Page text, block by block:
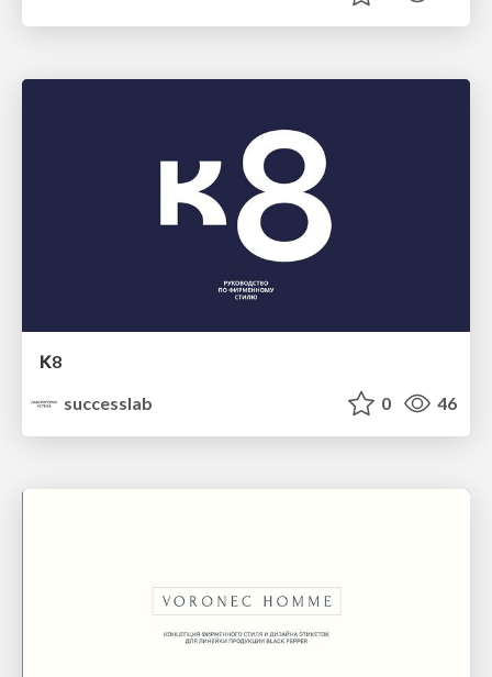
К8
successlab
0 46